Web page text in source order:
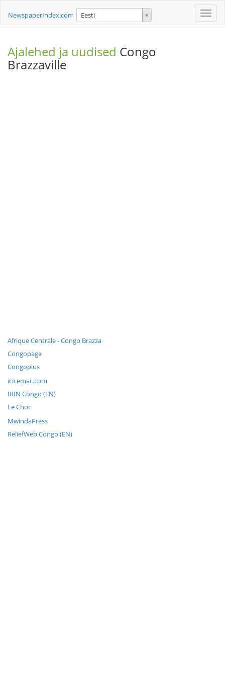
Toggle
NewspaperIndex.com Eesti
Ajalehed ja uudised Congo
Brazzaville
Afrique Centrale - Congo Brazza
Congopage
Congoplus
icicemac.com
IRIN Congo (EN)
Le Choc
MwindaPress
ReliefWeb Congo (EN)